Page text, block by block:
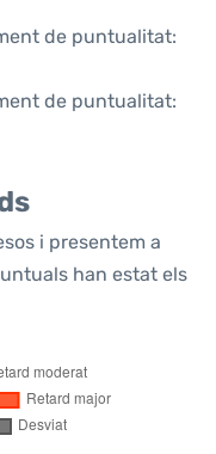
de puntualitat:
de puntualitat:
i presentem a
han estat els